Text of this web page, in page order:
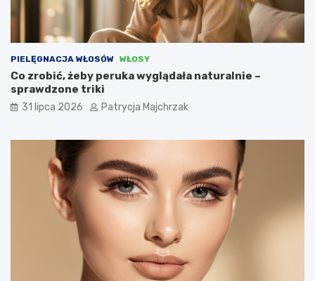
PIELĘGNACJA WŁOSÓW WŁOSY
Co zrobić, żeby peruka wyglądała naturalnie –
sprawdzone triki
31 lipca 2026 Patrycja Majchrzak